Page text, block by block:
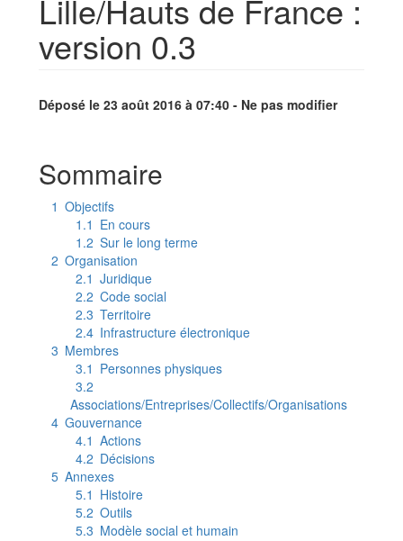
Lille/Hauts de France :
version 0.3
Déposé le 23 août 2016 à 07:40 - Ne pas modifier
Sommaire
1 Objectifs
1.1 En cours
1.2 Sur le long terme
2 Organisation
2.1 Juridique
2.2 Code social
2.3 Territoire
2.4 Infrastructure électronique
3 Membres
3.1 Personnes physiques
3.2
Associations/Entreprises/Collectifs/Organisations
4 Gouvernance
4.1 Actions
4.2 Décisions
5 Annexes
5.1 Histoire
5.2 Outils
5.3 Modèle social et humain